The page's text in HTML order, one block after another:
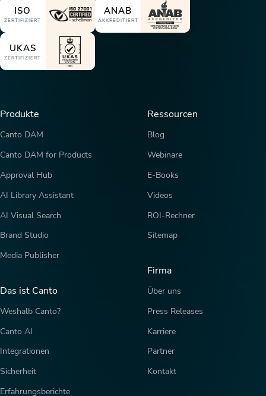
ISO
ZERTIFIZIERT
ANAB
AKKREDITIERT
UKAS
ZERTIFIZIERT
Produkte
Canto DAM
Canto DAM for Products
Approval Hub
AI Library Assistant
AI Visual Search
Brand Studio
Media Publisher
Das ist Canto
Weshalb Canto?
Canto AI
Integrationen
Sicherheit
Erfahrungsberichte
Ressourcen
Blog
Webinare
E-Books
Videos
ROI-Rechner
Sitemap
Firma
Über uns
Press Releases
Karriere
Partner
Kontakt